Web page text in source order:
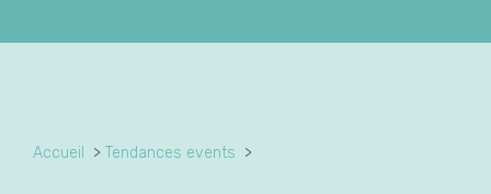
Accueil > Tendances events >